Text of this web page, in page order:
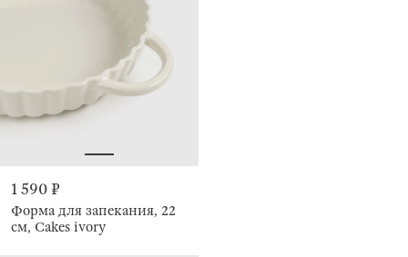
1 590 ₽
Форма для запекания, 22
см, Cakes ivory